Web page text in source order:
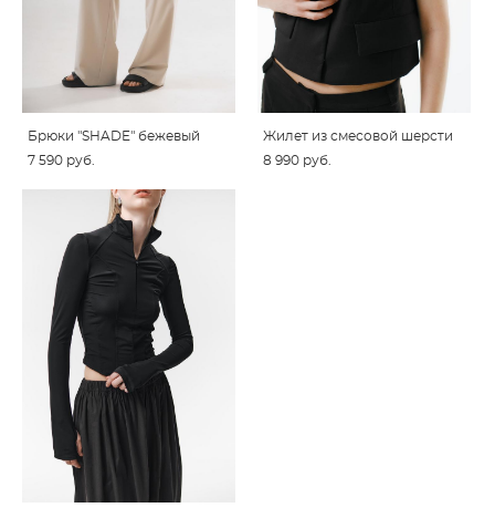
Брюки "SHADE" бежевый
7 590 pуб.
Жилет из смесовой шерсти
8 990 pуб.